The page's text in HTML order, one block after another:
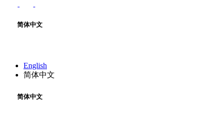
简体中文
English
简体中文
简体中文